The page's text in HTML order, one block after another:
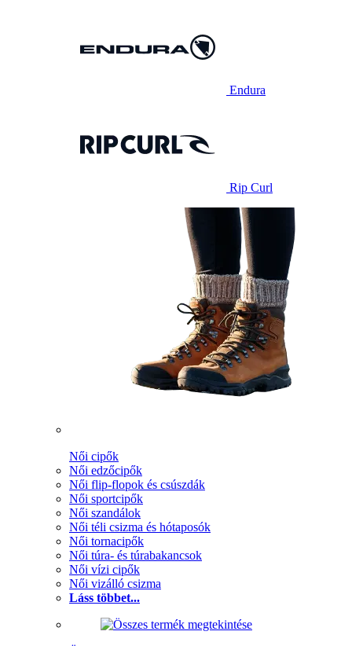
Endura
Rip Curl
Női cipők
Női edzőcipők
Női flip-flopok és csúszdák
Női sportcipők
Női szandálok
Női téli csizma és hótaposók
Női tornacipők
Női túra- és túrabakancsok
Női vízi cipők
Női vizálló csizma
Láss többet...